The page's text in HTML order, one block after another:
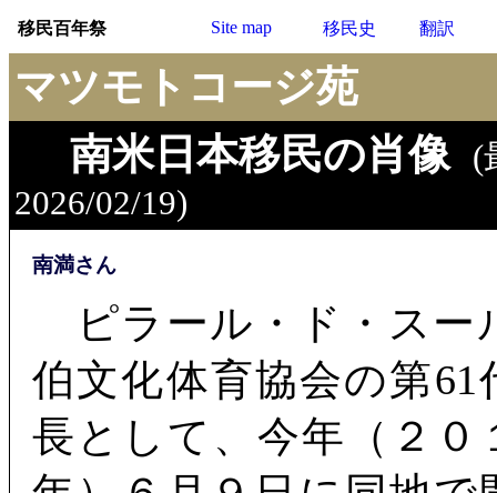
移民百年祭 Site map 移民史 翻訳
マツモトコージ苑
南米日本移民の肖像 (
2026/02/19)
南満さん
ピラール・ド・スー
伯文化体育協会の第61
長として、今年（２０